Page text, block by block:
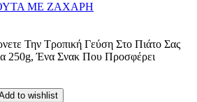
ΜΕ ΖΑΧΑΡΗ
Την Τροπική Γεύση Στο Πιάτο Σας
250g, Ένα Σνακ Που Προσφέρει
to wishlist